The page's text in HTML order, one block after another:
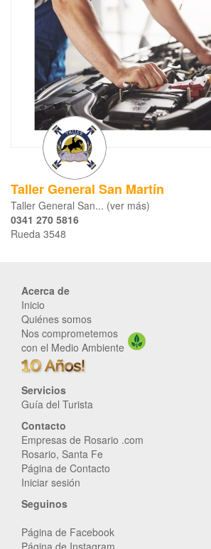
Taller General San Martín
Taller General San... (ver más)
0341 270 5816
Rueda 3548
Acerca de
Inicio
Quiénes somos
Nos comprometemos
con el Medio Ambiente
Servicios
Guía del Turista
Contacto
Empresas de Rosario .com
Rosario, Santa Fe
Página de Contacto
Iniciar sesión
Seguinos
Página de Facebook